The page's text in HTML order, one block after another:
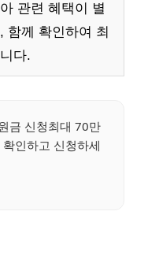
관련 혜택이 별
함께 확인하여 최
다.
금 신청최대 70만
인하고 신청하세